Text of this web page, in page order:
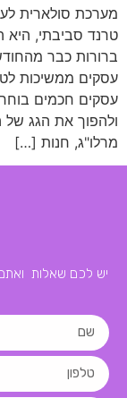
מערכת סולארית
טרנד סביבתי,
ברורות כבר
עסקים ממשיכות
עסקים חכמים
ולהפוך את הגג
מרלו"ג, חנות […]
יש לכם שאלות ואתם